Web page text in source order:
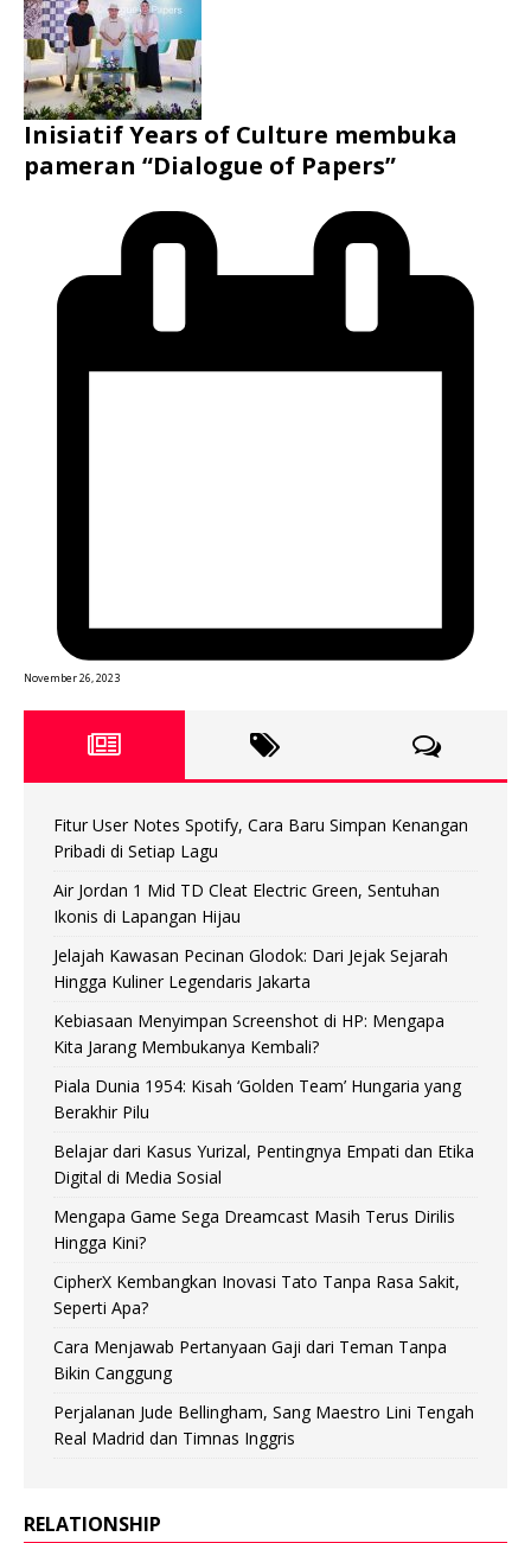
Inisiatif Years of Culture membuka
pameran “Dialogue of Papers”
November 26, 2023
Fitur User Notes Spotify, Cara Baru Simpan Kenangan
Pribadi di Setiap Lagu
Air Jordan 1 Mid TD Cleat Electric Green, Sentuhan
Ikonis di Lapangan Hijau
Jelajah Kawasan Pecinan Glodok: Dari Jejak Sejarah
Hingga Kuliner Legendaris Jakarta
Kebiasaan Menyimpan Screenshot di HP: Mengapa
Kita Jarang Membukanya Kembali?
Piala Dunia 1954: Kisah ‘Golden Team’ Hungaria yang
Berakhir Pilu
Belajar dari Kasus Yurizal, Pentingnya Empati dan Etika
Digital di Media Sosial
Mengapa Game Sega Dreamcast Masih Terus Dirilis
Hingga Kini?
CipherX Kembangkan Inovasi Tato Tanpa Rasa Sakit,
Seperti Apa?
Cara Menjawab Pertanyaan Gaji dari Teman Tanpa
Bikin Canggung
Perjalanan Jude Bellingham, Sang Maestro Lini Tengah
Real Madrid dan Timnas Inggris
RELATIONSHIP